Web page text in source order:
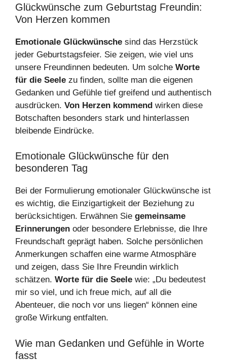
Glückwünsche zum Geburtstag Freundin:
Von Herzen kommen
Emotionale Glückwünsche sind das Herzstück
jeder Geburtstagsfeier. Sie zeigen, wie viel uns
unsere Freundinnen bedeuten. Um solche Worte
für die Seele zu finden, sollte man die eigenen
Gedanken und Gefühle tief greifend und authentisch
ausdrücken. Von Herzen kommend wirken diese
Botschaften besonders stark und hinterlassen
bleibende Eindrücke.
Emotionale Glückwünsche für den
besonderen Tag
Bei der Formulierung emotionaler Glückwünsche ist
es wichtig, die Einzigartigkeit der Beziehung zu
berücksichtigen. Erwähnen Sie gemeinsame
Erinnerungen oder besondere Erlebnisse, die Ihre
Freundschaft geprägt haben. Solche persönlichen
Anmerkungen schaffen eine warme Atmosphäre
und zeigen, dass Sie Ihre Freundin wirklich
schätzen. Worte für die Seele wie: „Du bedeutest
mir so viel, und ich freue mich, auf all die
Abenteuer, die noch vor uns liegen“ können eine
große Wirkung entfalten.
Wie man Gedanken und Gefühle in Worte
fasst